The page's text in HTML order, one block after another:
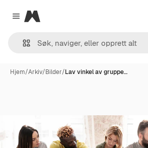
Close menu
Magnific
Hjem/Arkiv/Bilder/Lav vinkel av gruppe…